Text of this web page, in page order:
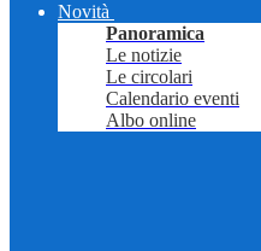
Novità
Panoramica
Le notizie
Le circolari
Calendario eventi
Albo online